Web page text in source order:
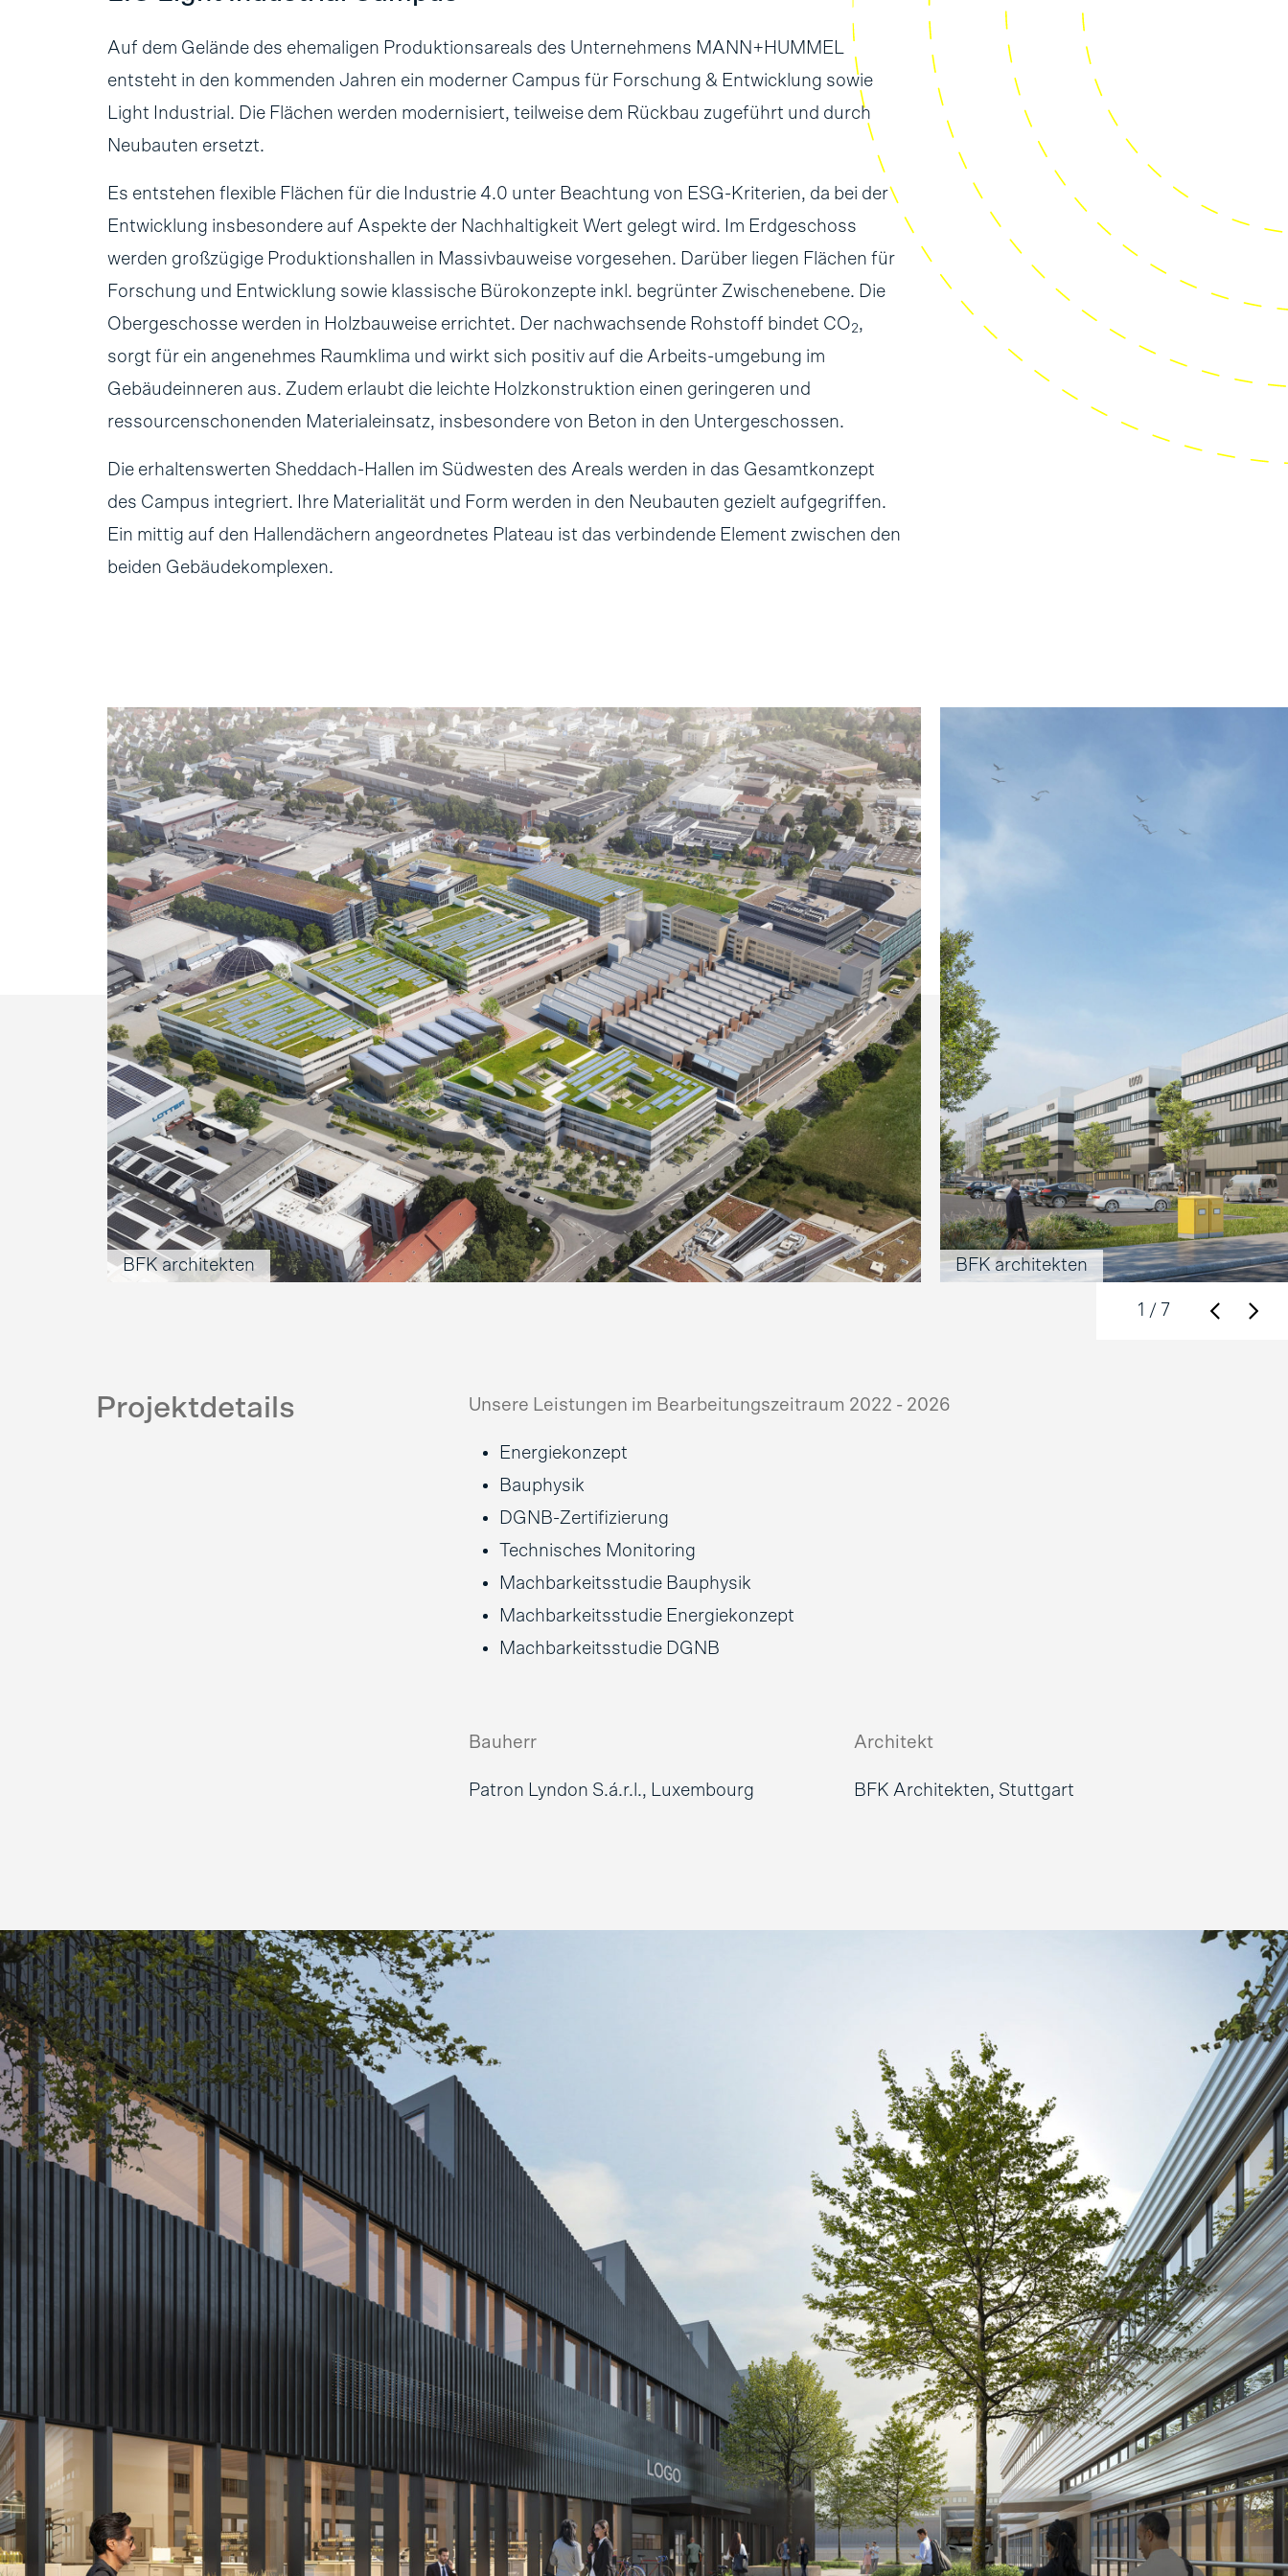
Auf dem Gelände des ehemaligen Produktionsareals des Unternehmens MANN+HUMMEL
entsteht in den kommenden Jahren ein moderner Campus für Forschung & Entwicklung sowie
Light Industrial. Die Flächen werden modernisiert, teilweise dem Rückbau zugeführt und durch
Neubauten ersetzt.
Es entstehen flexible Flächen für die Industrie 4.0 unter Beachtung von ESG-Kriterien, da bei der
Entwicklung insbesondere auf Aspekte der Nachhaltigkeit Wert gelegt wird. Im Erdgeschoss
werden großzügige Produktionshallen in Massivbauweise vorgesehen. Darüber liegen Flächen für
Forschung und Entwicklung sowie klassische Bürokonzepte inkl. begrünter Zwischenebene. Die
Obergeschosse werden in Holzbauweise errichtet. Der nachwachsende Rohstoff bindet CO2,
sorgt für ein angenehmes Raumklima und wirkt sich positiv auf die Arbeits-umgebung im
Gebäudeinneren aus. Zudem erlaubt die leichte Holzkonstruktion einen geringeren und
ressourcenschonenden Materialeinsatz, insbesondere von Beton in den Untergeschossen.
Die erhaltenswerten Sheddach-Hallen im Südwesten des Areals werden in das Gesamtkonzept
des Campus integriert. Ihre Materialität und Form werden in den Neubauten gezielt aufgegriffen.
Ein mittig auf den Hallendächern angeordnetes Plateau ist das verbindende Element zwischen den
beiden Gebäudekomplexen.
BFK architekten BFK architekten
1 / 7
Projektdetails Unsere Leistungen im Bearbeitungszeitraum 2022 - 2026
Energiekonzept
Bauphysik
DGNB-Zertifizierung
Technisches Monitoring
Machbarkeitsstudie Bauphysik
Machbarkeitsstudie Energiekonzept
Machbarkeitsstudie DGNB
Bauherr
Patron Lyndon S.á.r.l., Luxembourg
Architekt
BFK Architekten, Stuttgart